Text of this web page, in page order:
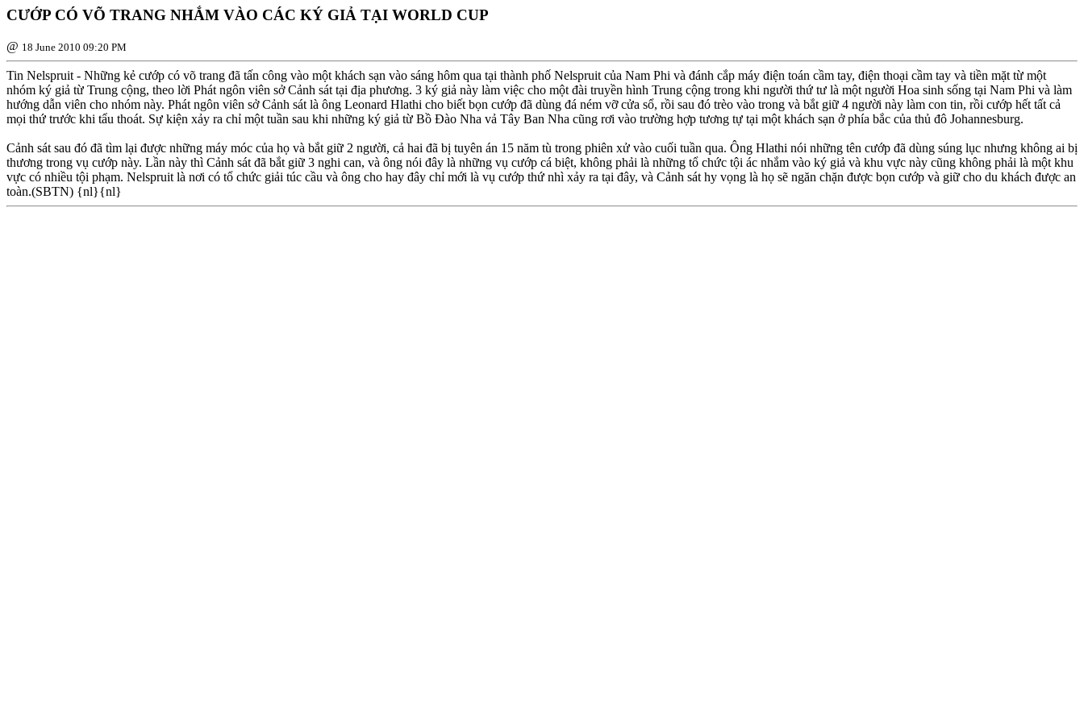
CƯỚP CÓ VÕ TRANG NHẮM VÀO CÁC KÝ GIẢ TẠI WORLD CUP
@ 18 June 2010 09:20 PM
Tin Nelspruit - Những kẻ cướp có võ trang đã tấn công vào một khách sạn vào sáng hôm qua tại thành phố Nelspruit của Nam Phi và đánh cắp máy điện toán cầm tay, điện thoại cầm tay và tiền mặt từ một
nhóm ký giả từ Trung cộng, theo lời Phát ngôn viên sở Cảnh sát tại địa phương. 3 ký giả này làm việc cho một đài truyền hình Trung cộng trong khi người thứ tư là một người Hoa sinh sống tại Nam Phi và làm
hướng dẫn viên cho nhóm này. Phát ngôn viên sở Cảnh sát là ông Leonard Hlathi cho biết bọn cướp đã dùng đá ném vỡ cửa sổ, rồi sau đó trèo vào trong và bắt giữ 4 người này làm con tin, rồi cướp hết tất cả
mọi thứ trước khi tẩu thoát. Sự kiện xảy ra chỉ một tuần sau khi những ký giả từ Bồ Ðào Nha vả Tây Ban Nha cũng rơi vào trường hợp tương tự tại một khách sạn ở phía bắc của thủ đô Johannesburg.
Cảnh sát sau đó đã tìm lại được những máy móc của họ và bắt giữ 2 người, cả hai đã bị tuyên án 15 năm tù trong phiên xử vào cuối tuần qua. Ông Hlathi nói những tên cướp đã dùng súng lục nhưng không ai bị
thương trong vụ cướp này. Lần này thì Cảnh sát đã bắt giữ 3 nghi can, và ông nói đây là những vụ cướp cá biệt, không phải là những tổ chức tội ác nhắm vào ký giả và khu vực này cũng không phải là một khu
vực có nhiều tội phạm. Nelspruit là nơi có tổ chức giải túc cầu và ông cho hay đây chỉ mới là vụ cướp thứ nhì xảy ra tại đây, và Cảnh sát hy vọng là họ sẽ ngăn chặn được bọn cướp và giữ cho du khách được an
toàn.(SBTN) {nl}{nl}